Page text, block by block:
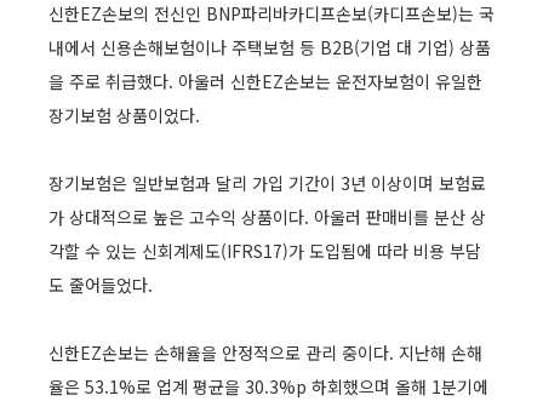
신한EZ손보의 전신인 BNP파리바카디프손보(카디프손보)는 국
내에서 신용손해보험이나 주택보험 등 B2B(기업 대 기업) 상품
을 주로 취급했다. 아울러 신한EZ손보는 운전자보험이 유일한
장기보험 상품이었다.
장기보험은 일반보험과 달리 가입 기간이 3년 이상이며 보험료
가 상대적으로 높은 고수익 상품이다. 아울러 판매비를 분산 상
각할 수 있는 신회계제도(IFRS17)가 도입됨에 따라 비용 부담
도 줄어들었다.
신한EZ손보는 손해율을 안정적으로 관리 중이다. 지난해 손해
율은 53.1%로 업계 평균을 30.3%p 하회했으며 올해 1분기에